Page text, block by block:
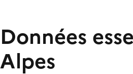
Données
Alpes